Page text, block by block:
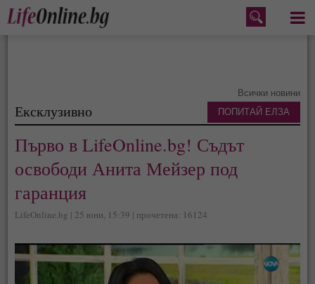
Меню
Всички новини
Ексклузивно
Първо в LifeOnline.bg! Съдът
освободи Анита Мейзер под
гаранция
LifeOnline.bg | 25 юни, 15:39 | прочетена: 16124
ПОПИТАЙ ЕЛЗА